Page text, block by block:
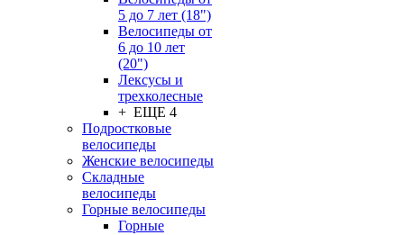
5 до 7 лет (18")
Велосипеды от
6 до 10 лет
(20")
Лексусы и
трехколесные
+ ЕЩЕ 4
Подростковые
велосипеды
Женские велосипеды
Складные
велосипеды
Горные велосипеды
Горные